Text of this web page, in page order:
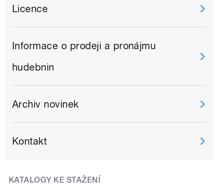
Licence
Informace o prodeji a pronájmu
hudebnin
Archiv novinek
Kontakt
KATALOGY KE STAŽENÍ